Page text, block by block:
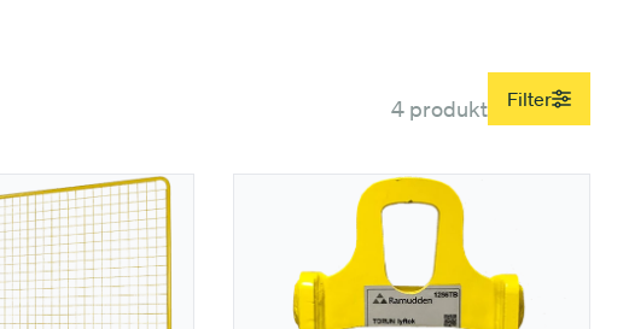
4 produkt Filter